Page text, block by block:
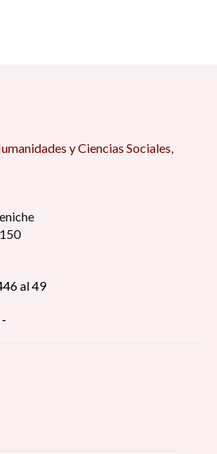
y Ciencias Sociales,
al 49